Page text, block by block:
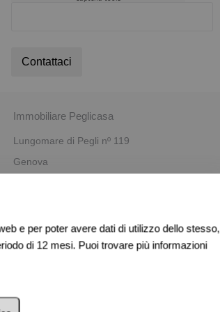
Contattaci
Immobiliare Peglicasa
Lungomare di Pegli nº 119
Genova
e per poter avere dati di utilizzo dello stesso,
di 12 mesi. Puoi trovare più informazioni